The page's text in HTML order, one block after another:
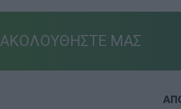
ΑΚΟΛΟΥΘΗΣΤΕ ΜΑΣ